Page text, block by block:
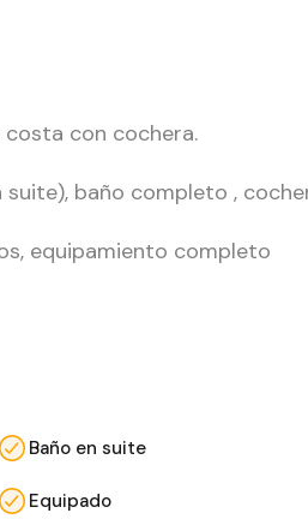
con cochera.
baño completo ,
equipamiento completo
Baño en suite
Equipado